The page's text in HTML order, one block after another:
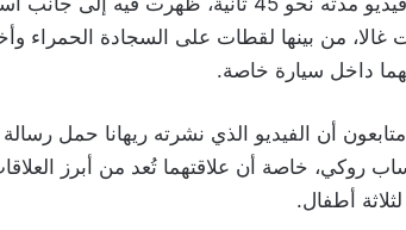
غالا، من بينها لقطات على السجادة الحمراء
داخل سيارة خاصة.
متابعون أن الفيديو الذي نشرته ريهانا حمل
روكي، خاصة أن علاقتهما تُعد من أبرز
أطفال.